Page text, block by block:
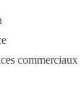
commerciaux